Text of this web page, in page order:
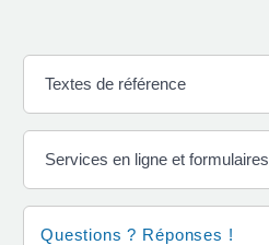
Textes de référence
Services en ligne et formulaires
Questions ? Réponses !